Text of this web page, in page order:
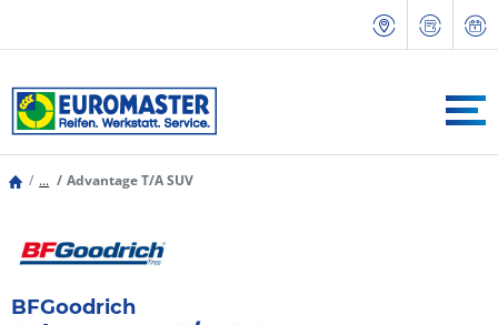
... Advantage T/A SUV
BFGoodrich